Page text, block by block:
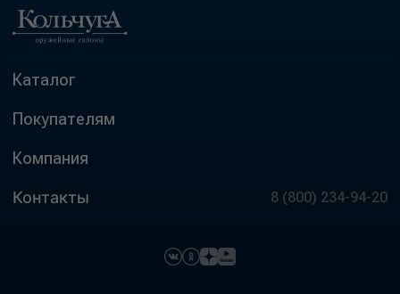
Каталог
Покупателям
Компания
Контакты 8 (800) 234-94-20